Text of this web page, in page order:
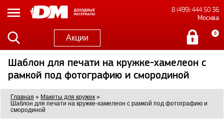
8 (499) 444 50 36
Москва
Акции 0
Шаблон для печати на кружке-хамелеон с
рамкой под фотографию и смородиной
Главная » Макеты для кружек »
Шаблон для печати на кружке-хамелеон с рамкой под фотографию и
смородиной